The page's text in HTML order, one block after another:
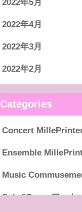
2022年5月
2022年4月
2022年3月
2022年2月
Categories
Concert
Ensemble
Music
Solo&Duo アー